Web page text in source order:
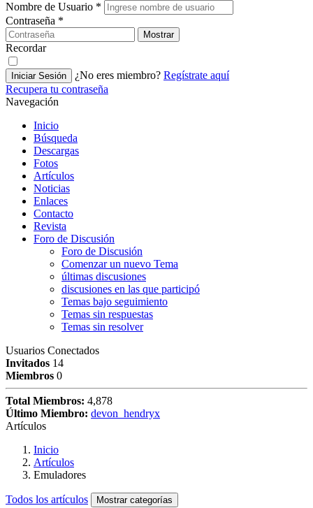
Nombre de Usuario *
Contraseña *
Mostrar
Recordar
Iniciar Sesión ¿No eres miembro? Regístrate aquí
Recupera tu contraseña
Navegación
Inicio
Búsqueda
Descargas
Fotos
Artículos
Noticias
Enlaces
Contacto
Revista
Foro de Discusión
Foro de Discusión
Comenzar un nuevo Tema
últimas discusiones
discusiones en las que participó
Temas bajo seguimiento
Temas sin respuestas
Temas sin resolver
Usuarios Conectados
Invitados 14
Miembros 0
Total Miembros: 4,878
Último Miembro: devon_hendryx
Artículos
Inicio
Artículos
Emuladores
Todos los artículos Mostrar categorías